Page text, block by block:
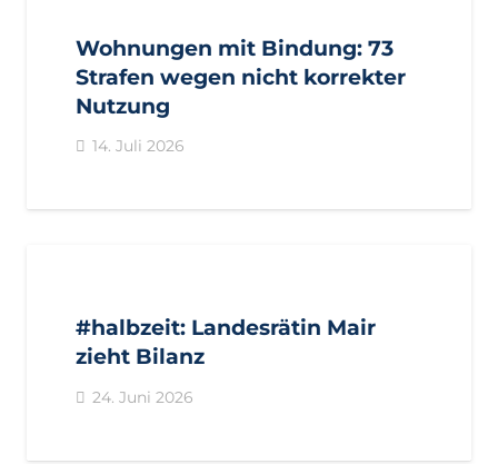
Wohnungen mit Bindung: 73
Strafen wegen nicht korrekter
Nutzung
14. Juli 2026
#halbzeit: Landesrätin Mair
zieht Bilanz
24. Juni 2026